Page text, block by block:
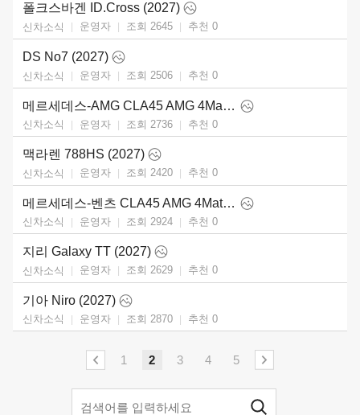
폴크스바겐 ID.Cross (2027)
신차소식 운영자 조회 2645 추천 0
DS No7 (2027)
신차소식 운영자 조회 2506 추천 0
메르세데스-AMG CLA45 AMG 4Matic (2027)
신차소식 운영자 조회 2736 추천 0
맥라렌 788HS (2027)
신차소식 운영자 조회 2420 추천 0
메르세데스-벤츠 CLA45 AMG 4Matic (2027)
신차소식 운영자 조회 2924 추천 0
지리 Galaxy TT (2027)
신차소식 운영자 조회 2629 추천 0
기아 Niro (2027)
신차소식 운영자 조회 2870 추천 0
1 2 3 4 5